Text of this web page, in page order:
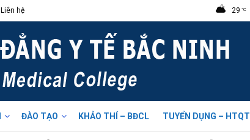
Liên hệ 29 °C
ĐÀO TẠO KHẢO THÍ – BĐCL TUYỂN DỤNG – HTQT